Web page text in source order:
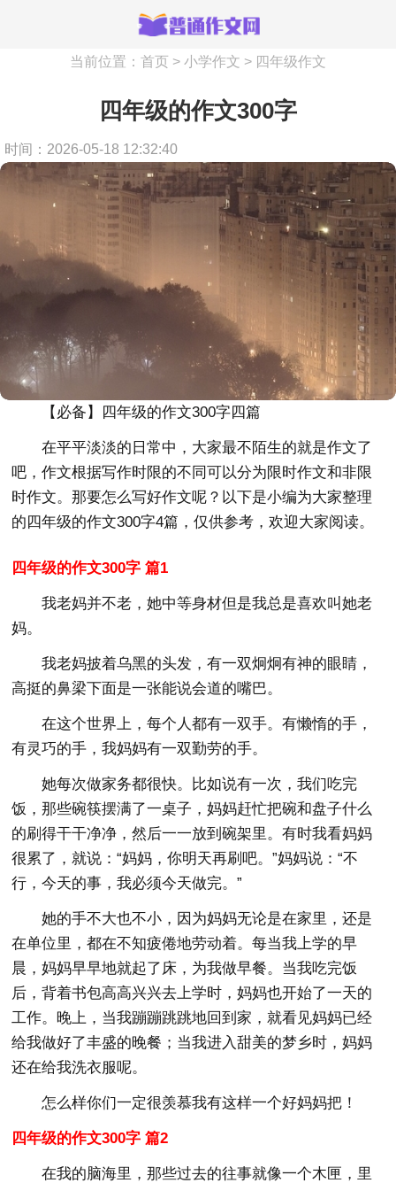
当前位置： 首页 > 小学作文 > 四年级作文
四年级的作文300字
时间：2026-05-18 12:32:40
【必备】四年级的作文300字四篇
在平平淡淡的日常中，大家最不陌生的就是作文了
吧，作文根据写作时限的不同可以分为限时作文和非限
时作文。那要怎么写好作文呢？以下是小编为大家整理
的四年级的作文300字4篇，仅供参考，欢迎大家阅读。
四年级的作文300字 篇1
我老妈并不老，她中等身材但是我总是喜欢叫她老
妈。
我老妈披着乌黑的头发，有一双炯炯有神的眼睛，
高挺的鼻梁下面是一张能说会道的嘴巴。
在这个世界上，每个人都有一双手。有懒惰的手，
有灵巧的手，我妈妈有一双勤劳的手。
她每次做家务都很快。比如说有一次，我们吃完
饭，那些碗筷摆满了一桌子，妈妈赶忙把碗和盘子什么
的刷得干干净净，然后一一放到碗架里。有时我看妈妈
很累了，就说：“妈妈，你明天再刷吧。”妈妈说：“不
行，今天的事，我必须今天做完。”
她的手不大也不小，因为妈妈无论是在家里，还是
在单位里，都在不知疲倦地劳动着。每当我上学的早
晨，妈妈早早地就起了床，为我做早餐。当我吃完饭
后，背着书包高高兴兴去上学时，妈妈也开始了一天的
工作。晚上，当我蹦蹦跳跳地回到家，就看见妈妈已经
给我做好了丰盛的晚餐；当我进入甜美的梦乡时，妈妈
还在给我洗衣服呢。
怎么样你们一定很羡慕我有这样一个好妈妈把！
四年级的作文300字 篇2
在我的脑海里，那些过去的往事就像一个木匣，里